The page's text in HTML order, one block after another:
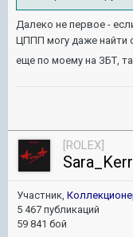
Далеко не первое -
ЦППП могу даже найти
еще по моему на ЗБТ,
[ROLEX]
Участник,
5 467 публикаций
59 841 бой